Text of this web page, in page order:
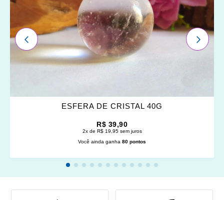
ESFERA DE CRISTAL 40G
R$ 39,90
2x de R$ 19,95 sem juros
Você ainda ganha 80 pontos
ANTERIOR